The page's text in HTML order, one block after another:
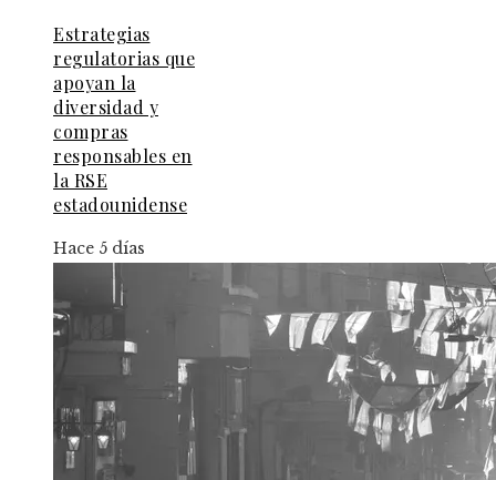
Estrategias
regulatorias que
apoyan la
diversidad y
compras
responsables en
la RSE
estadounidense
Hace 5 días